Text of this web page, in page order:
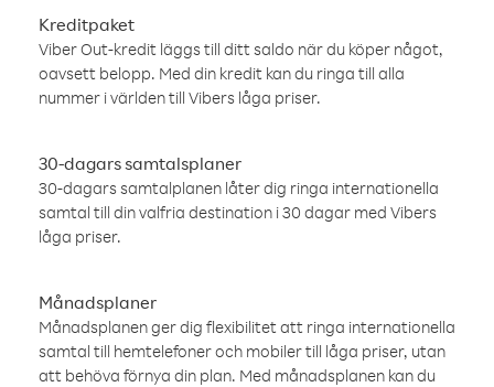
Kreditpaket
Viber Out-kredit läggs till ditt saldo när du köper något,
oavsett belopp. Med din kredit kan du ringa till alla
nummer i världen till Vibers låga priser.
30-dagars samtalsplaner
30-dagars samtalplanen låter dig ringa internationella
samtal till din valfria destination i 30 dagar med Vibers
låga priser.
Månadsplaner
Månadsplanen ger dig flexibilitet att ringa internationella
samtal till hemtelefoner och mobiler till låga priser, utan
att behöva förnya din plan. Med månadsplanen kan du